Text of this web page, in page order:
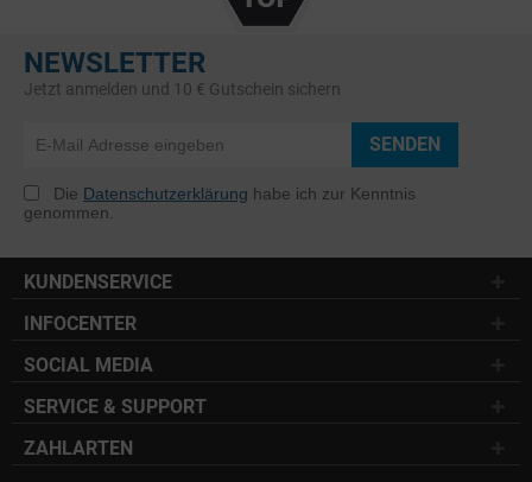
NEWSLETTER
Jetzt anmelden und 10 € Gutschein sichern
SENDEN
Die Datenschutzerklärung habe ich zur Kenntnis
genommen.
KUNDENSERVICE
INFOCENTER
SOCIAL MEDIA
SERVICE & SUPPORT
ZAHLARTEN